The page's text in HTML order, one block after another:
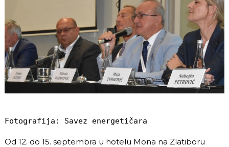
Fotografija: Savez energetičara
Od 12. do 15. septembra u hotelu Mona na Zlatiboru